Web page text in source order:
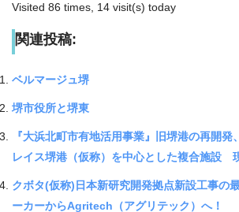
Visited 86 times, 14 visit(s) today
関連投稿:
ベルマージュ堺
堺市役所と堺東
『大浜北町市有地活用事業』旧堺港の再開発
レイス堺港（仮称）を中心とした複合施設
クボタ(仮称)日本新研究開発拠点新設工事の
ーカーからAgritech（アグリテック）へ！